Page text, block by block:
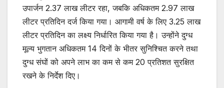
उपार्जन 2.37 लाख लीटर रहा, जबकि अधिकतम 2.97 लाख
लीटर प्रतिदिन दर्ज किया गया। आगामी वर्ष के लिए 3.25 लाख
लीटर प्रतिदिन का लक्ष्य निर्धारित किया गया है। उन्होंने दुग्ध
मूल्य भुगतान अधिकतम 14 दिनों के भीतर सुनिश्चित करने तथा
दुग्ध संघों को अपने लाभ का कम से कम 20 प्रतिशत सुरक्षित
रखने के निर्देश दिए।